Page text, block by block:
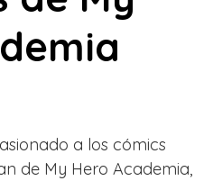
a los cómics
de My Hero Academia,